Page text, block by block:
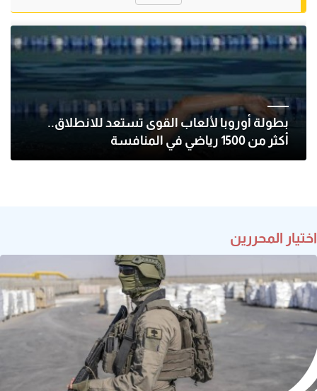
بطولة أوروبا لألعاب القوى تستعد للانطلاق..
أكثر من 1500 رياضي في المنافسة
اختيار المحررين